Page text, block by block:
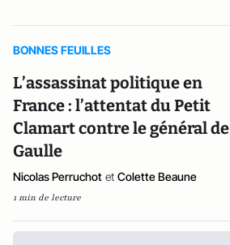
BONNES FEUILLES
L’assassinat politique en
France : l’attentat du Petit
Clamart contre le général de
Gaulle
Nicolas Perruchot et Colette Beaune
1 min de lecture